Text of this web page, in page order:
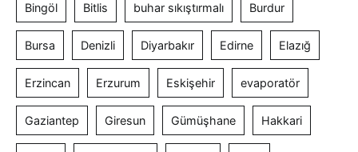
Bingöl Bitlis buhar sıkıştırmalı Burdur
Bursa Denizli Diyarbakır Edirne Elazığ
Erzincan Erzurum Eskişehir evaporatör
Gaziantep Giresun Gümüşhane Hakkari